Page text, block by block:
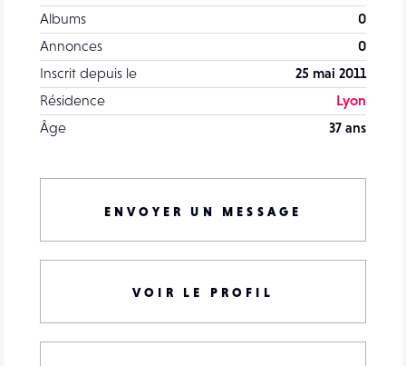
Albums
0
Annonces
0
Inscrit depuis le
25 mai 2011
Résidence
Lyon
Âge
37 ans
ENVOYER UN MESSAGE
VOIR LE PROFIL